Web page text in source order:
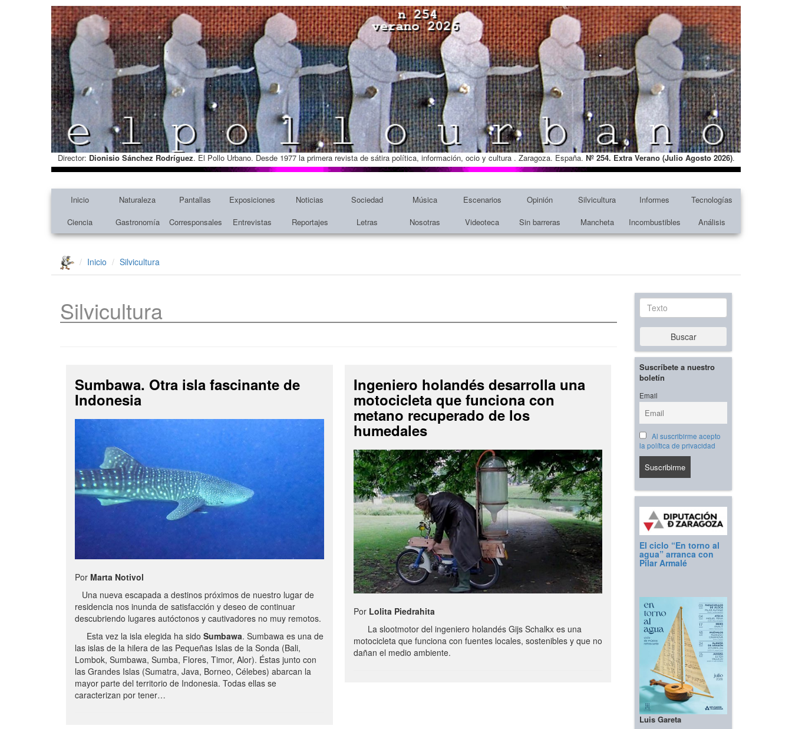
Director: Dionisio Sánchez Rodríguez. El Pollo Urbano. Desde 1977 la primera revista de sátira política, información, ocio y cultura . Zaragoza. España. Nº 254. Extra Verano (Julio Agosto 2026).
Inicio Naturaleza Pantallas Exposiciones Noticias Sociedad Música Escenarios Opinión Silvicultura Informes
Tecnologías
Ciencia
Gastronomía Corresponsales Entrevistas Reportajes Letras Nosotras Videoteca Sin barreras Mancheta Incombustibles Análisis
Inicio Silvicultura
Silvicultura
Sumbawa. Otra isla fascinante de
Indonesia
Por Marta Notivol
Una nueva escapada a destinos próximos de nuestro lugar de
residencia nos inunda de satisfacción y deseo de continuar
descubriendo lugares autóctonos y cautivadores no muy remotos.
Esta vez la isla elegida ha sido Sumbawa. Sumbawa es una de
las islas de la hilera de las Pequeñas Islas de la Sonda (Bali,
Lombok, Sumbawa, Sumba, Flores, Timor, Alor). Éstas junto con
las Grandes Islas (Sumatra, Java, Borneo, Célebes) abarcan la
mayor parte del territorio de Indonesia. Todas ellas se
caracterizan por tener…
Ingeniero holandés desarrolla una
motocicleta que funciona con
metano recuperado de los
humedales
Por Lolita Piedrahita
La slootmotor del ingeniero holandés Gijs Schalkx es una
motocicleta que funciona con fuentes locales, sostenibles y que no
dañan el medio ambiente.
Texto
Buscar
Suscríbete a nuestro
boletín
Email
Al suscribirme acepto
la política de privacidad
El ciclo “En torno al
agua” arranca con
Pilar Armalé
Luis Gareta